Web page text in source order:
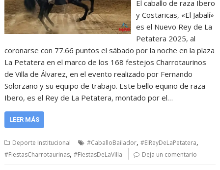
El caballo de raza Ibero
y Costaricas, «El Jabalí»
es el Nuevo Rey de La
Petatera 2025, al
coronarse con 77.66 puntos el sábado por la noche en la plaza
La Petatera en el marco de los 168 festejos Charrotaurinos
de Villa de Álvarez, en el evento realizado por Fernando
Solorzano y su equipo de trabajo. Este bello equino de raza
Ibero, es el Rey de La Petatera, montado por el…
LEER MÁS
Deporte Institucional #CaballoBailador,#ElReyDeLaPetatera,
#FiestasCharrotaurinas,#FiestasDeLaVilla Deja un comentario